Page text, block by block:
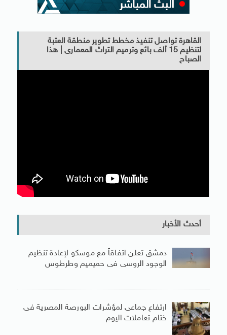
القاهرة تواصل تنفيذ مخطط تطوير منطقة العتبة
لتنظيم 15 ألف بائع وترميم التراث المعمارى | هذا
الصباح
أحدث الأخبار
دمشق تعلن اتفاقاً مع موسكو لإعادة تنظيم
الوجود الروسى فى حميميم وطرطوس
ارتفاع جماعى لمؤشرات البورصة المصرية فى
ختام تعاملات اليوم